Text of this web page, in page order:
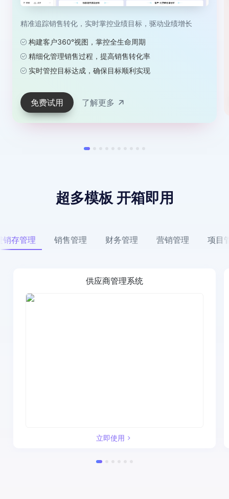
精准追踪销售转化，实时掌控业绩目标，驱动业绩增长
构建客户360°视图，掌控全生命周期
精细化管理销售过程，提高销售转化率
实时管控目标达成，确保目标顺利实现
免费试用 了解更多
超多模板 开箱即用
销存管理 销售管理 财务管理 营销管理 项目
供应商管理系统
立即使用